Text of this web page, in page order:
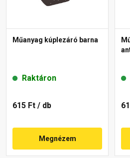
Műanyag kúplezáró barna
Raktáron
615 Ft / db
Megnézem